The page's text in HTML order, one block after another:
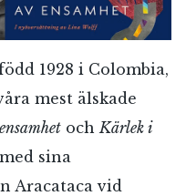
1928 i Colombia,
mest älskade
och Kärlek i
sina
Aracataca vid